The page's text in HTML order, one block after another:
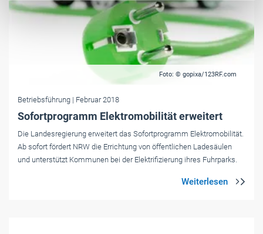
Foto: © gopixa/123RF.com
Betriebsführung | Februar 2018
Sofortprogramm Elektromobilität erweitert
Die Landesregierung erweitert das Sofortprogramm Elektromobilität.
Ab sofort fördert NRW die Errichtung von öffentlichen Ladesäulen
und unterstützt Kommunen bei der Elektrifizierung ihres Fuhrparks.